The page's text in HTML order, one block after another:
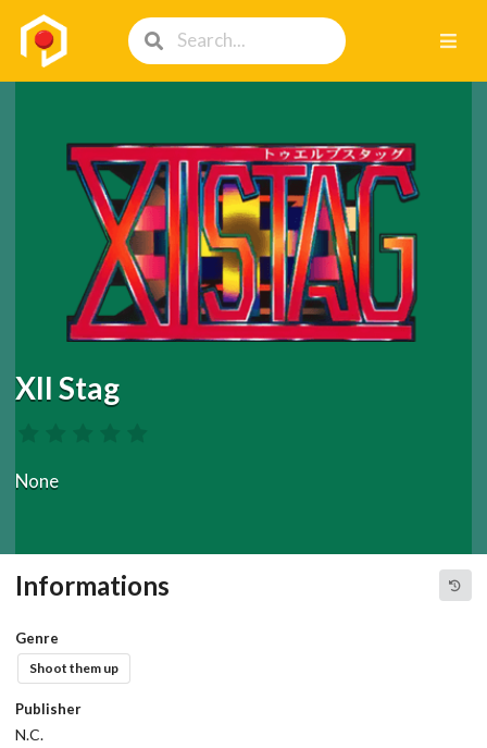
XII Stag
None
Informations
Genre
Shoot them up
Publisher
N.C.